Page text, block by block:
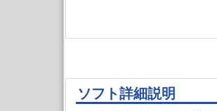
ソフト詳細説明